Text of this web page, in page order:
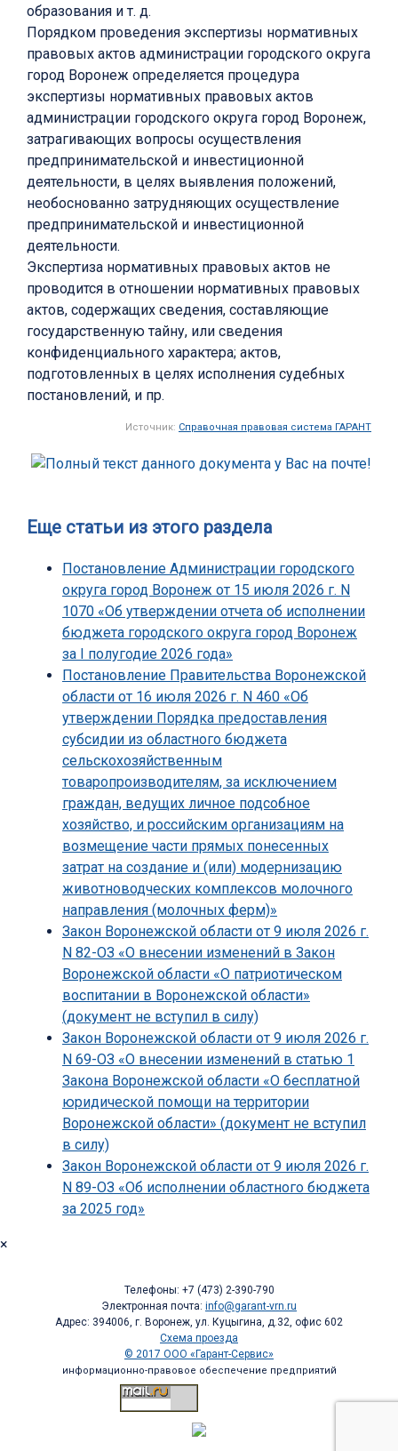
образования и т. д.
Порядком проведения экспертизы нормативных
правовых актов администрации городского округа
город Воронеж определяется процедура
экспертизы нормативных правовых актов
администрации городского округа город Воронеж,
затрагивающих вопросы осуществления
предпринимательской и инвестиционной
деятельности, в целях выявления положений,
необоснованно затрудняющих осуществление
предпринимательской и инвестиционной
деятельности.
Экспертиза нормативных правовых актов не
проводится в отношении нормативных правовых
актов, содержащих сведения, составляющие
государственную тайну, или сведения
конфиденциального характера; актов,
подготовленных в целях исполнения судебных
постановлений, и пр.
Источник: Справочная правовая система ГАРАНТ
Еще статьи из этого раздела
Постановление Администрации городского
округа город Воронеж от 15 июля 2026 г. N
1070 «Об утверждении отчета об исполнении
бюджета городского округа город Воронеж
за I полугодие 2026 года»
Постановление Правительства Воронежской
области от 16 июля 2026 г. N 460 «Об
утверждении Порядка предоставления
субсидии из областного бюджета
сельскохозяйственным
товаропроизводителям, за исключением
граждан, ведущих личное подсобное
хозяйство, и российским организациям на
возмещение части прямых понесенных
затрат на создание и (или) модернизацию
животноводческих комплексов молочного
направления (молочных ферм)»
Закон Воронежской области от 9 июля 2026 г.
N 82-ОЗ «О внесении изменений в Закон
Воронежской области «О патриотическом
воспитании в Воронежской области»
(документ не вступил в силу)
Закон Воронежской области от 9 июля 2026 г.
N 69-ОЗ «О внесении изменений в статью 1
Закона Воронежской области «О бесплатной
юридической помощи на территории
Воронежской области» (документ не вступил
в силу)
Закон Воронежской области от 9 июля 2026 г.
N 89-ОЗ «Об исполнении областного бюджета
за 2025 год»
×
Телефоны: +7 (473) 2-390-790
Электронная почта: info@garant-vrn.ru
Адрес: 394006, г. Воронеж, ул. Куцыгина, д.32, офис 602
Схема проезда
© 2017 ООО «Гарант-Сервис»
информационно-правовое обеспечение предприятий